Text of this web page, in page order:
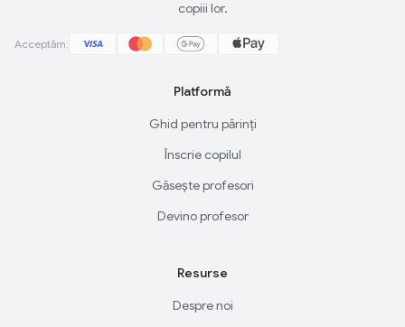
copiii lor.
Acceptăm:
Platformă
Ghid pentru părinți
Înscrie copilul
Găsește profesori
Devino profesor
Resurse
Despre noi